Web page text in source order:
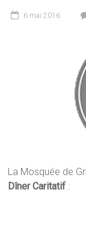
6 mai 2016
La Mosquée de
Dîner Caritatif :